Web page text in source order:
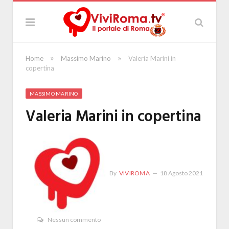
Home » Massimo Marino »
Valeria Marini in
copertina
MASSIMO MARINO
Valeria Marini in copertina
By VIVIROMA 18 Agosto 2021
Nessun commento